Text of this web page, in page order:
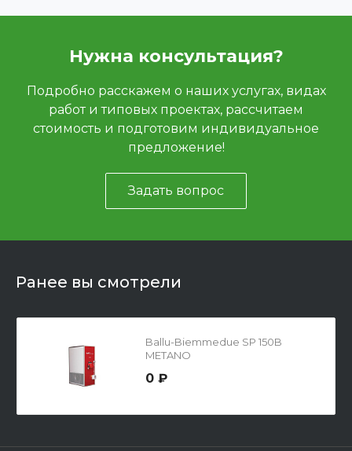
Нужна консультация?
Подробно расскажем о наших услугах, видах
работ и типовых проектах, рассчитаем
стоимость и подготовим индивидуальное
предложение!
Задать вопрос
Ранее вы смотрели
Ballu-Biemmedue SP 150B
METANO
0 ₽